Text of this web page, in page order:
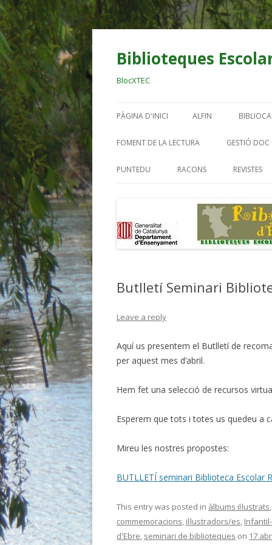
Biblioteques
BlocXTEC
PÀGINA D'INICI ALFIN
BIBLIO OCELLS
EINES DIGITALS BE
AL
BIBLIO.
BIBLIO.
BIBLIO.
FOMENT DE LA LECTURA GESTIÓ DOC
PUNTEDU RACONS REVISTES
Butlletí Seminari
Leave a reply
Aquí us presentem el Butlletí de
per aquest mes d’abril.
Hem fet una selecció de recursos
Esperem que tots i totes us quedeu a
Mireu les nostres propostes:
BUTLLETÍ seminari Biblioteca Escolar
This entry was posted in àlbums il·lustrats,
commemoracions, il·lustradors/es,
d'Ebre, seminari de biblioteques on 17